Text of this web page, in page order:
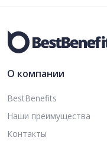
О компании
BestBenefits
Наши преимущества
Контакты